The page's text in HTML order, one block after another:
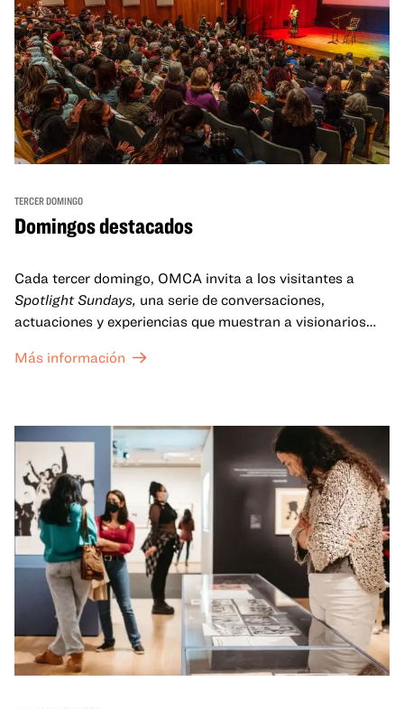
TERCER DOMINGO
Domingos destacados
Cada tercer domingo, OMCA invita a los visitantes a
Spotlight Sundays, una serie de conversaciones,
actuaciones y experiencias que muestran a visionarios
Más información